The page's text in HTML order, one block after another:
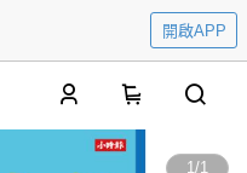
開啟APP
1/1